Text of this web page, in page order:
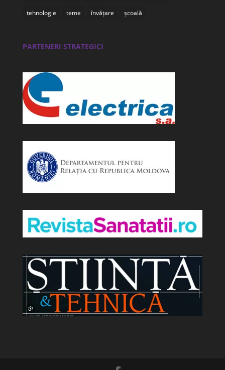
tehnologie teme învățare școală
PARTENERI STRATEGICI